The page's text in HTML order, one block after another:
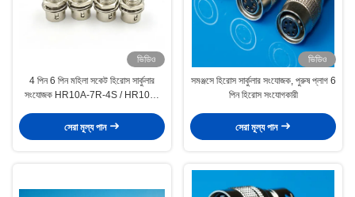
ভিডিও
4 পিন 6 পিন মহিলা সকেট হিরোস সার্কুলার
সংযোজক HR10A-7R-4S / HR10A-
সেরা মূল্য পান
ভিডিও
সমঞ্জসে হিরোস সার্কুলার সংযোজক, পুরুষ প্লাগ 6
পিন হিরোস সংযোগকারী
সেরা মূল্য পান